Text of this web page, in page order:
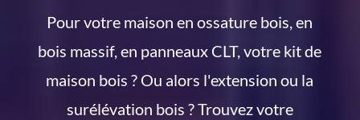
Pour votre maison en ossature bois, en
bois massif, en panneaux CLT, votre kit de
maison bois ? Ou alors l'extension ou la
surélévation bois ? Trouvez votre